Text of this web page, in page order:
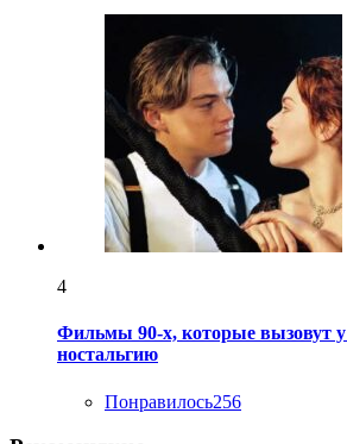
4
Фильмы 90-х, которые вызовут
ностальгию
Понравилось256